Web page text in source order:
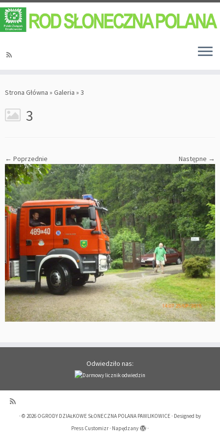
Strona Główna » Galeria » 3
3
← Poprzednie Następne →
Odwiedziło nas:
· © 2026 OGRODY DZIAŁKOWE SŁONECZNA POLANA PAWLIKOWICE · Designed by
Press Customizr · Napędzany ·